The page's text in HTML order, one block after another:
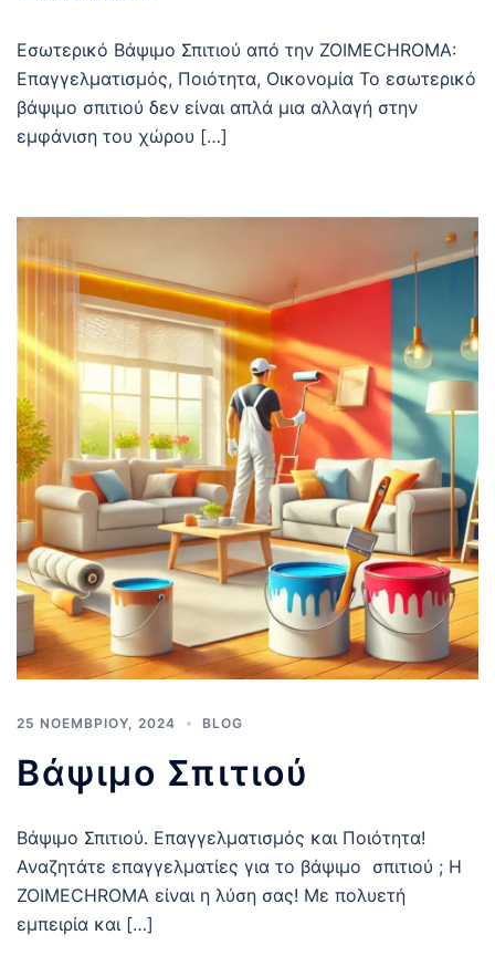
Εσωτερικό Βάψιμο Σπιτιού από την ZOIMECHROMA:
Επαγγελματισμός, Ποιότητα, Οικονομία Το εσωτερικό
βάψιμο σπιτιού δεν είναι απλά μια αλλαγή στην
εμφάνιση του χώρου […]
25 ΝΟΕΜΒΡΊΟΥ, 2024 BLOG
Βάψιμο Σπιτιού
Βάψιμο Σπιτιού. Επαγγελματισμός και Ποιότητα!
Αναζητάτε επαγγελματίες για το βάψιμο σπιτιού ; Η
ZOIMECHROMA είναι η λύση σας! Με πολυετή
εμπειρία και […]